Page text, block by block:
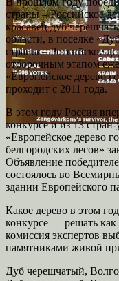
страны – Российское
красавец дуб
области, в поселке
страны – Российское
отборочным этапом
«Европейское дерево
проходит с 2011 года.
В этом году Россия
конкурсе и из 13
«Европейское дерево
белгородских лесов»
Объявление
состоялось во
здании Европейского
Какое дерево в этом
конкурсе — решать как
комиссия экспертов
памятниками живой
Дуб черешчатый,